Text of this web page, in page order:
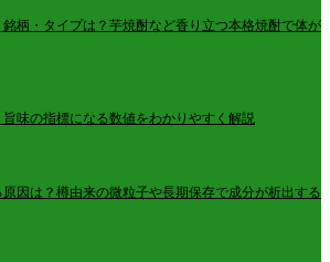
柄・タイプは？芋焼酎など香り立つ本格焼酎で体が
味の指標になる数値をわかりやすく解説
因は？樽由来の微粒子や長期保存で成分が析出する